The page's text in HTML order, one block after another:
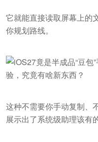
它就能直接读取屏幕上的
你规划路线。
这种不需要你手动复制、
展示出了系统级助理该有